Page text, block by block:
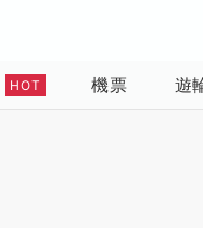
HOT 機票 遊